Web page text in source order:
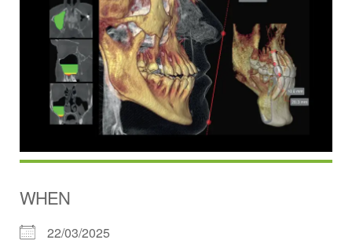
WHEN
22/03/2025